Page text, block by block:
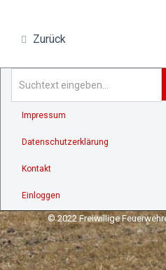
Zurück
Impressum
Datenschutzerklärung
Kontakt
Einloggen
© 2022 Freiwillige